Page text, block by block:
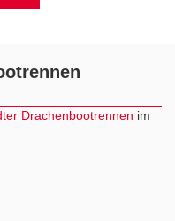
Drachenbootrennen im